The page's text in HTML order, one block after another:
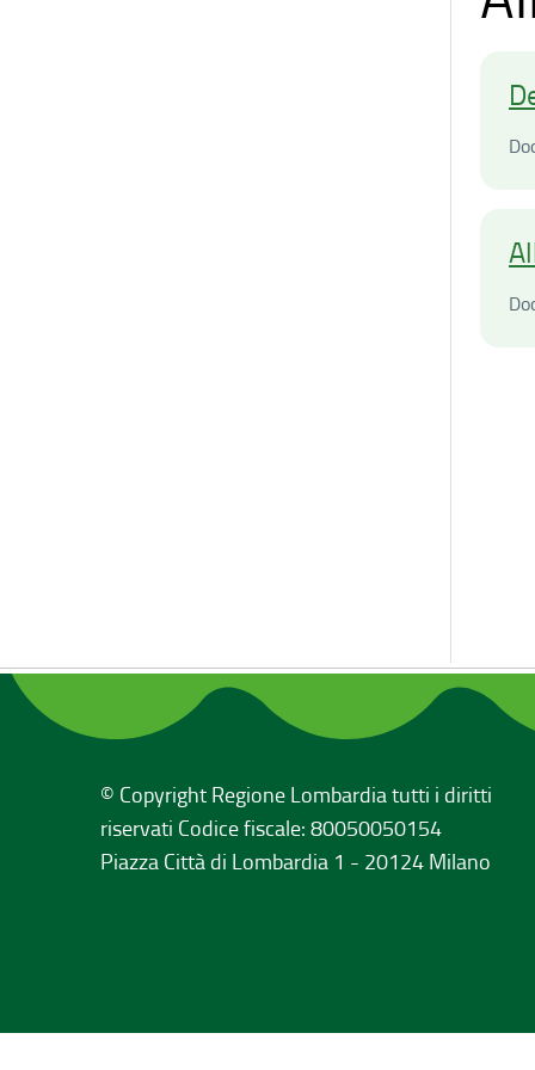
© Copyright Regione Lombardia tutti i diritti
riservati Codice fiscale: 80050050154
Piazza Città di Lombardia 1 - 20124 Milano